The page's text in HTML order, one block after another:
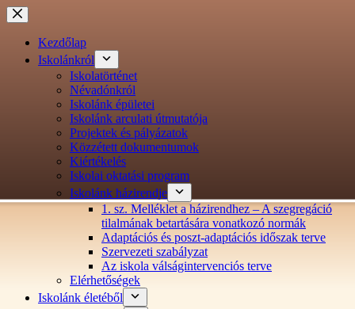
Ugrás
a
tartalomraKezdőlap
Iskolánkról
Iskolatörténet
Névadónkról
Iskolánk épületei
Iskolánk arculati útmutatója
Projektek és pályázatok
Közzétett dokumentumok
Kiértékelés
Iskolai oktatási program
Iskolánk házirendje
1. sz. Melléklet a házirendhez – A szegregáció
tilalmának betartására vonatkozó normák
Adaptációs és poszt-adaptációs időszak terve
Szervezeti szabályzat
Az iskola válságintervenciós terve
Elérhetőségek
Iskolánk életéből